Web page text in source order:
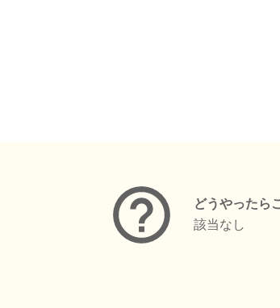
どうやったら
該当なし